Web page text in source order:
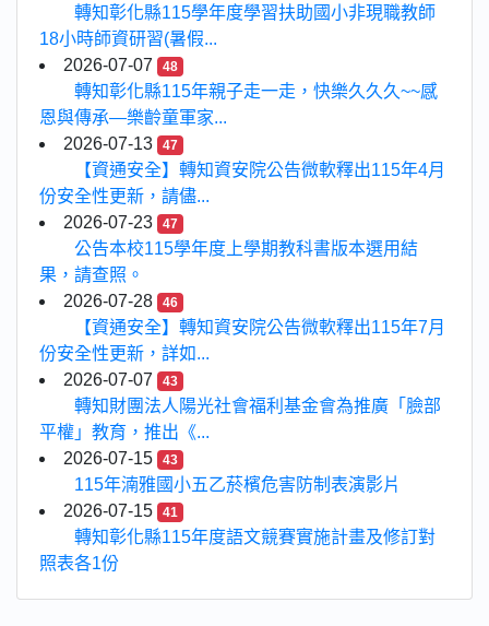
轉知彰化縣115學年度學習扶助國小非現職教師
18小時師資研習(暑假...
2026-07-07
48
轉知彰化縣115年親子走一走，快樂久久久~~感
恩與傳承—樂齡童軍家...
2026-07-13
47
【資通安全】轉知資安院公告微軟釋出115年4月
份安全性更新，請儘...
2026-07-23
47
公告本校115學年度上學期教科書版本選用結
果，請查照。
2026-07-28
46
【資通安全】轉知資安院公告微軟釋出115年7月
份安全性更新，詳如...
2026-07-07
43
轉知財團法人陽光社會福利基金會為推廣「臉部
平權」教育，推出《...
2026-07-15
43
115年湳雅國小五乙菸檳危害防制表演影片
2026-07-15
41
轉知彰化縣115年度語文競賽實施計畫及修訂對
照表各1份